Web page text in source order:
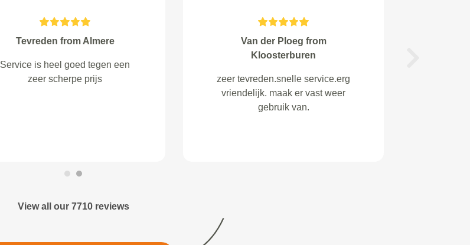
Rampersad from Rotterdam
stond in de aanbieding dat ik nog
een vakantie tegoed bon zou
Pam Foma from Amsterdam
auto werd netjes opgehaald en is
goed nagekeken en zelfs
schoongemaakt waarna hij weer
View all our 7710 reviews